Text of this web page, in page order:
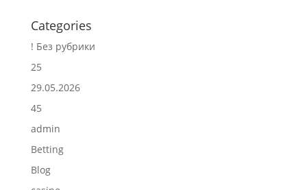
Categories
! Без рубрики
25
29.05.2026
45
admin
Betting
Blog